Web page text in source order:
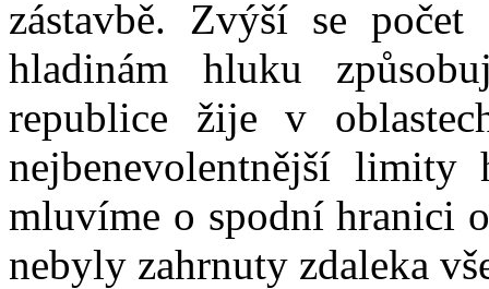
zástavbě. Zvýší se
hladinám hluku
republice žije v
nejbenevolentnější
mluvíme o spodní hranici
nebyly zahrnuty zdaleka